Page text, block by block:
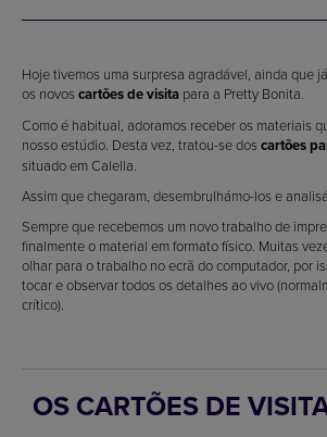
Hoje tivemos uma surpresa agradável, ainda que
os novos cartões de visita para a Pretty Bonita.
Como é habitual, adoramos receber os materiais
nosso estúdio. Desta vez, tratou-se dos cartões
situado em Calella.
Assim que chegaram, desembrulhámo-los e
Sempre que recebemos um novo trabalho de
finalmente o material em formato físico. Muitas
olhar para o trabalho no ecrã do computador, por
tocar e observar todos os detalhes ao vivo
crítico).
OS CARTÕES DE